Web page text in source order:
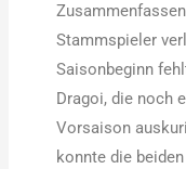
Stammspieler
Saisonbeginn
Dragoi, die noch
Vorsaison
konnte die